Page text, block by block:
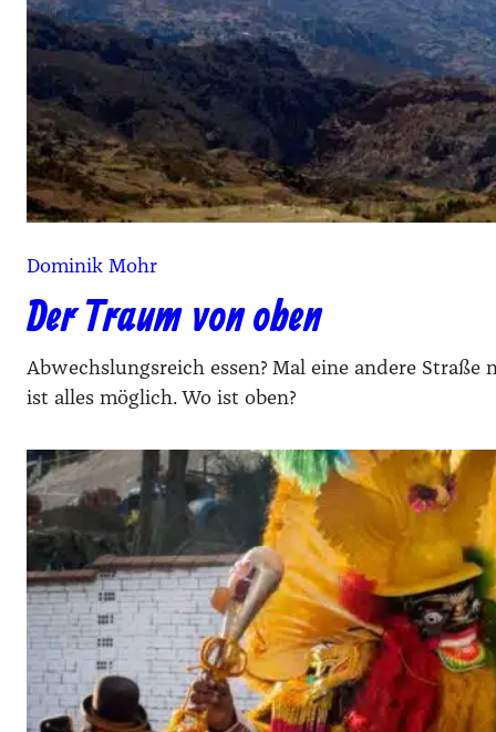
Dominik Mohr
Der Traum von oben
Abwechslungsreich essen? Mal eine andere Straße
ist alles möglich. Wo ist oben?